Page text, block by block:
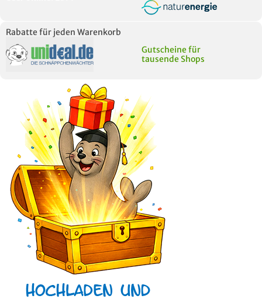
Rabatte für jeden Warenkorb
Gutscheine für
tausende Shops